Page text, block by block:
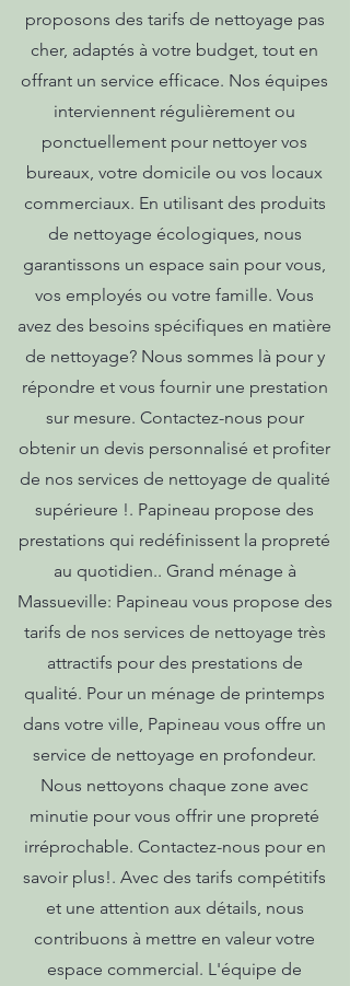
proposons des tarifs de nettoyage pas
cher, adaptés à votre budget, tout en
offrant un service efficace. Nos équipes
interviennent régulièrement ou
ponctuellement pour nettoyer vos
bureaux, votre domicile ou vos locaux
commerciaux. En utilisant des produits
de nettoyage écologiques, nous
garantissons un espace sain pour vous,
vos employés ou votre famille. Vous
avez des besoins spécifiques en matière
de nettoyage? Nous sommes là pour y
répondre et vous fournir une prestation
sur mesure. Contactez-nous pour
obtenir un devis personnalisé et profiter
de nos services de nettoyage de qualité
supérieure !. Papineau propose des
prestations qui redéfinissent la propreté
au quotidien.. Grand ménage à
Massueville: Papineau vous propose des
tarifs de nos services de nettoyage très
attractifs pour des prestations de
qualité. Pour un ménage de printemps
dans votre ville, Papineau vous offre un
service de nettoyage en profondeur.
Nous nettoyons chaque zone avec
minutie pour vous offrir une propreté
irréprochable. Contactez-nous pour en
savoir plus!. Avec des tarifs compétitifs
et une attention aux détails, nous
contribuons à mettre en valeur votre
espace commercial. L'équipe de